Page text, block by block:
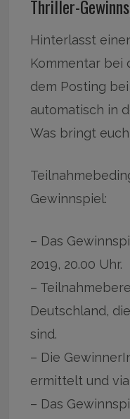
Thriller-
Hinterlasst
Kommentar bei
dem Posting
automatisch in
Was bringt
Gewinnspiel:
– Das
2019, 20.00 Uhr.
–
Deutschland,
sind.
– Die
ermittelt und
– Das